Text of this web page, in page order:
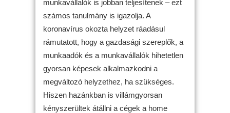
munkavállalók is jobban teljesítenek – ezt
számos tanulmány is igazolja. A
koronavírus okozta helyzet ráadásul
rámutatott, hogy a gazdasági szereplők, a
munkaadók és a munkavállalók hihetetlen
gyorsan képesek alkalmazkodni a
megváltozó helyzethez, ha szükséges.
Hiszen hazánkban is villámgyorsan
kényszerültek átállni a cégek a home